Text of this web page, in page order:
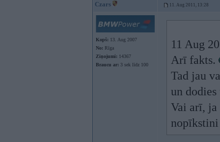
Czars 11. Aug 2011, 13:28
Kopš: 13. Aug 2007
No: Rīga
Ziņojumi: 14367
Braucu ar: 3 sek līdz 100
11 Aug
Arī fakts.
Tad jau
un
Vai arī,
nopīkstini